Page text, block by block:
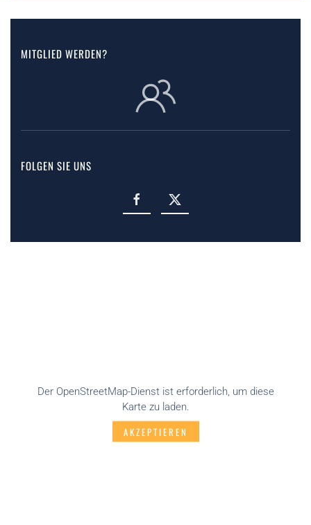
MITGLIED WERDEN?
FOLGEN SIE UNS
Der OpenStreetMap-Dienst ist erforderlich, um diese
Karte zu laden.
AKZEPTIEREN